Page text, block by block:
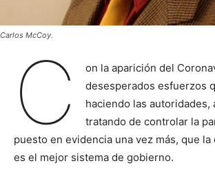
Carlos McCoy.
C
on la aparición del
desesperados esfuerzos
haciendo las autoridades,
tratando de controlar la
puesto en evidencia una vez más, que la
es el mejor sistema de gobierno.